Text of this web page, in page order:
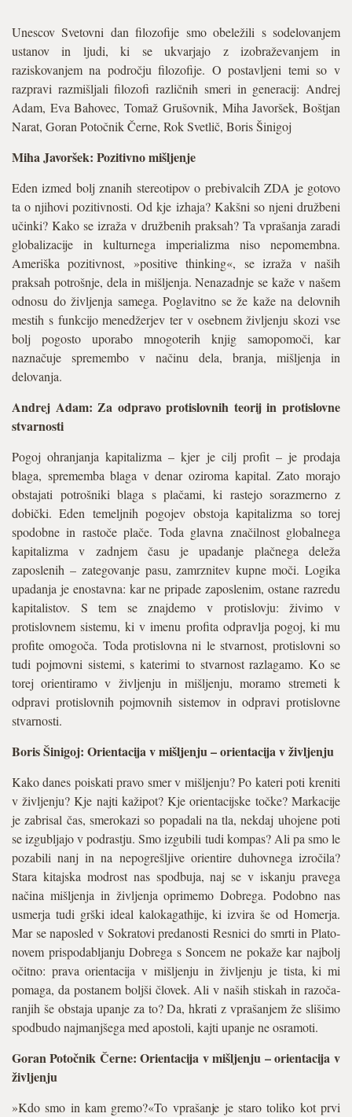
Unescov Svetovni dan filozofije smo obeležili s sodelovanjem
ustanov in ljudi, ki se ukvarjajo z izobraževanjem in
raziskovanjem na področju filozofije. O postavljeni temi so v
razpravi razmišljali filozofi različnih smeri in generacij: Andrej
Adam, Eva Bahovec, Tomaž Grušovnik, Miha Javoršek, Boštjan
Narat, Goran Potočnik Černe, Rok Svetlič, Boris Šinigoj
Miha Javoršek: Pozitivno mišljenje
Eden izmed bolj znanih stereotipov o prebivalcih ZDA je gotovo
ta o njihovi pozitivnosti. Od kje izhaja? Kakšni so njeni družbeni
učinki? Kako se izraža v družbenih praksah? Ta vprašanja zaradi
globalizacije in kulturnega imperializma niso nepomembna.
Ameriška pozitivnost, »positive thinking«, se izraža v naših
praksah potrošnje, dela in mišljenja. Nenazadnje se kaže v našem
odnosu do življenja samega. Poglavitno se že kaže na delovnih
mestih s funkcijo menedžerjev ter v osebnem življenju skozi vse
bolj pogosto uporabo mnogoterih knjig samopomoči, kar
naznačuje spremembo v načinu dela, branja, mišljenja in
delovanja.
Andrej Adam: Za odpravo protislovnih teorij in protislovne
stvarnosti
Pogoj ohranjanja kapitalizma – kjer je cilj profit – je prodaja
blaga, sprememba blaga v denar oziroma kapital. Zato morajo
obstajati potrošniki blaga s plačami, ki rastejo sorazmerno z
dobički. Eden temeljnih pogojev obstoja kapitalizma so torej
spodobne in rastoče plače. Toda glavna značilnost globalnega
kapitalizma v zadnjem času je upadanje plačnega deleža
zaposlenih – zategova­nje pasu, zamrznitev kupne moči. Logika
upadanja je enostavna: kar ne pripade zaposlenim, ostane razredu
kapitalistov. S tem se znajdemo v protislovju: živimo v
protislovnem sistemu, ki v imenu profita odpravlja pogoj, ki mu
profite omogoča. Toda protislovna ni le stvarnost, protislovni so
tudi pojmovni sistemi, s katerimi to stvarnost razlagamo. Ko se
torej orientiramo v življenju in mišlje­nju, moramo stremeti k
odpravi protislovnih pojmovnih sistemov in odpravi protislovne
stvarnosti.
Boris Šinigoj: Orientacija v mišljenju – orientacija v življenju
Kako danes poiskati pravo smer v mišljenju? Po kateri poti kreniti
v življenju? Kje najti kažipot? Kje orientacijske točke? Markacije
je zabrisal čas, smerokazi so popadali na tla, nekdaj uhojene poti
se izgubljajo v podrastju. Smo izgubili tudi kompas? Ali pa smo le
pozabili nanj in na nepogrešljive orientire duhovnega izročila?
Stara kitajska modrost nas spodbuja, naj se v iskanju pravega
načina mišljenja in življenja oprimemo Dobrega. Podobno nas
usmerja tudi grški ideal kalokagathije, ki izvira še od Homerja.
Mar se naposled v Sokratovi predanosti Resnici do smrti in Plato­
novem prispodabljanju Dobrega s Soncem ne pokaže kar najbolj
očitno: prava orientacija v mišljenju in življenju je tista, ki mi
pomaga, da postanem boljši človek. Ali v naših stiskah in razoča­
ranjih še obstaja upanje za to? Da, hkrati z vprašanjem že slišimo
spodbudo najmanjšega med apostoli, kajti upanje ne osramoti.
Goran Potočnik Černe: Orientacija v mišljenju – orientacija v
življenju
»Kdo smo in kam gremo?«To vprašanje je staro toliko kot prvi